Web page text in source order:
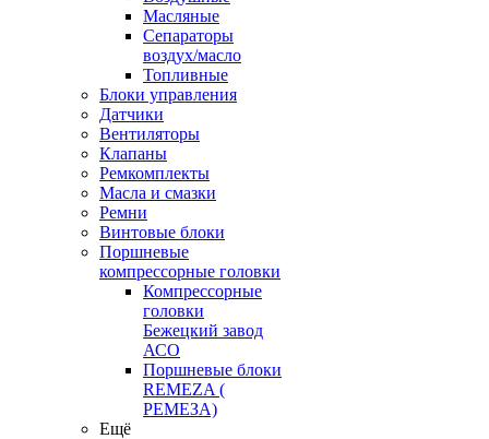
Масляные
Сепараторы
воздух/масло
Топливные
Блоки управления
Датчики
Вентиляторы
Клапаны
Ремкомплекты
Масла и смазки
Ремни
Винтовые блоки
Поршневые
компрессорные головки
Компрессорные
головки
Бежецкий завод
АСО
Поршневые блоки
REMEZA (
РЕМЕЗА)
Ещё